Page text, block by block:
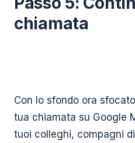
chiamata
Con lo sfondo ora
tua chiamata su Google
tuoi colleghi, compagni